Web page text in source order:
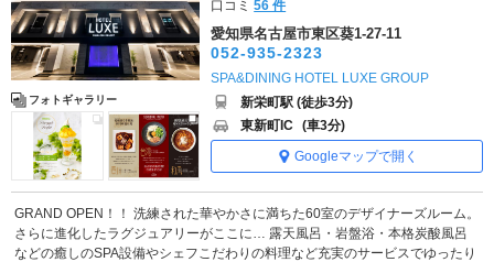
フォトギャラリー
口コミ56 件
愛知県名古屋市東区葵1-27-11
052-935-2323
SPA&DINING HOTEL LUXE GROUP
新栄町駅 (徒歩3分)
東新町IC (車3分)
Googleマップで開く
GRAND OPEN！！ 洗練された華やかさに満ちた60室のデザイナーズルーム。
さらに進化したラグジュアリーがここに… 露天風呂・岩盤浴・本格炭酸風呂
などの癒しのSPA設備やシェフこだわりの料理など充実のサービスでゆったり